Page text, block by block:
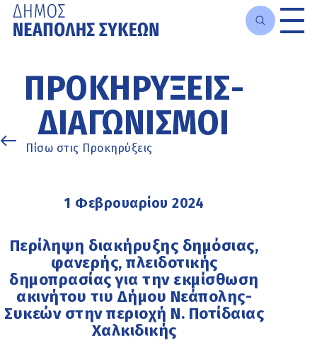
κυρίως
περιεχόμενο
ΠΡΟΚΗΡΎΞΕΙΣ-
ΔΙΑΓΩΝΙΣΜΟΊ
Πίσω στις Προκηρύξεις
1 Φεβρουαρίου 2024
Περίληψη διακήρυξης δημόσιας,
φανερής, πλειδοτικής
δημοπρασίας για την εκμίσθωση
ακινήτου τιυ Δήμου Νεάπολης-
Συκεών στην περιοχή Ν. Ποτίδαιας
Χαλκιδικής